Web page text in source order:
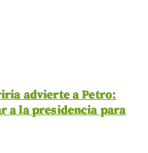
advierte a Petro:
a la presidencia para